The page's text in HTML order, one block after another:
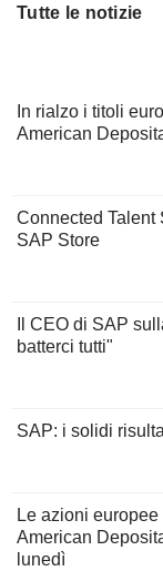
Tutte le notizie
In rialzo i titoli
American
Connected Talent
SAP Store
Il CEO di SAP
batterci tutti"
SAP: i solidi
Le azioni
American
lunedì